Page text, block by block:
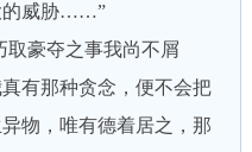
的威胁……”
豪夺之事我尚不屑
有那种贪念，便不会把
物，唯有德着居之，那